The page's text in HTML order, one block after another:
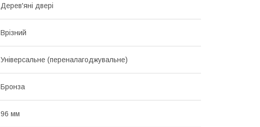
Дерев'яні двері
Врізний
Універсальне (переналагоджувальне)
Бронза
96 мм